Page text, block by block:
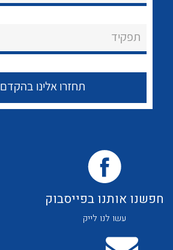
לכל מוצרי היצרן
לכל מוצרי היצרן
תפקיד
חפשנו אותנו בפייסבוק
עשו לנו לייק